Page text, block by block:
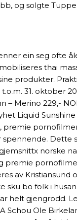
og solgte
ein seg ofte
thai
produkter.
31. oktober
229,-
Liquid
premie
Dette
norske
av
bo folk i
helt gjengrodd.
Ole